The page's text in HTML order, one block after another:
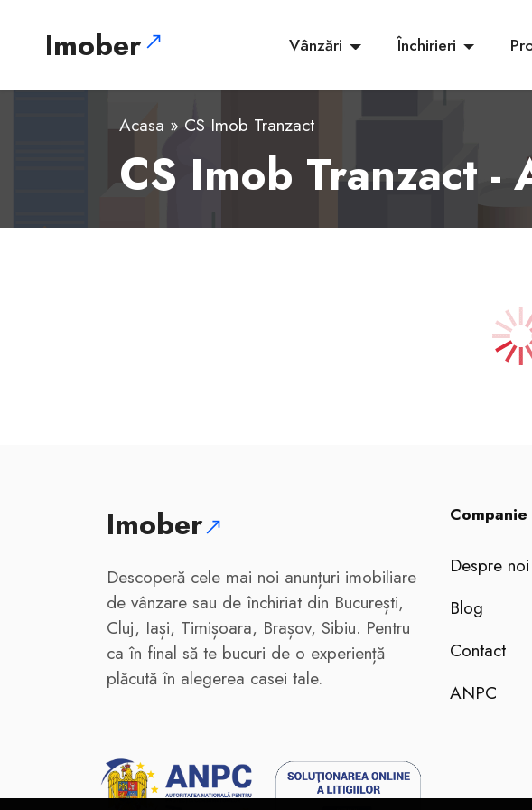
Imober Vânzări Închirieri
Acasa » CS Imob Tranzact
CS Imob Tranzact
Imober
Descoperă cele mai noi anunțuri imobiliare
de vânzare sau de închiriat din București,
Cluj, Iași, Timișoara, Brașov, Sibiu. Pentru
ca în final să te bucuri de o experiență
plăcută în alegerea casei tale.
Companie
Despre noi
Blog
Contact
ANPC